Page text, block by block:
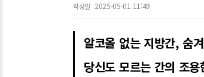
작성일 2025-05-01 11:49
알코올 없는 지방간, 숨
당신도 모르는 간의 조용